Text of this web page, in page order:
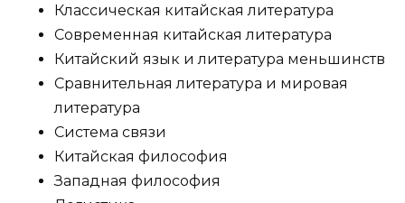
Классическая китайская литература
Современная китайская литература
Китайский язык и литература меньшинств
Сравнительная литература и мировая
литература
Система связи
Китайская философия
Западная философия